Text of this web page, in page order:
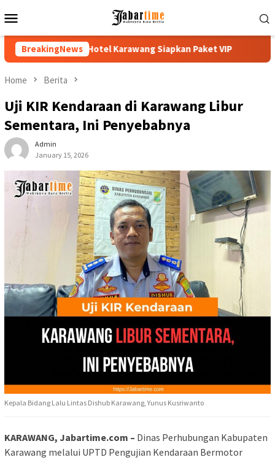
to
Menu
BreakingNews
Siapkan Paket VIP Buka PKKMB 2026, Rektor
Home Berita
Uji KIR Kendaraan di Karawang Libur
Sementara, Ini Penyebabnya
Admin
January 15, 2026
Kepala Bidang Lalu Lintas Dishub Karawang, Yunus Kusriwanto
KARAWANG, Jabartime.com – Dinas Perhubungan Kabupaten
Karawang melalui UPTD Pengujian Kendaraan Bermotor